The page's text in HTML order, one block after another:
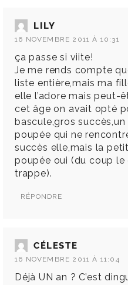
LILY
16 NOVEMBRE 2011 À 10:31
ça passe si viite!
Je me rends compte
liste entière,mais ma
elle l’adore mais peut-
cet âge on avait opté
bascule,gros
poupée qui ne
succès elle,mais la
poupée oui (du coup
trappe).
RÉPONDRE
CÉLESTE
16 NOVEMBRE 2011 À 11:04
Déjà UN an ? C’est